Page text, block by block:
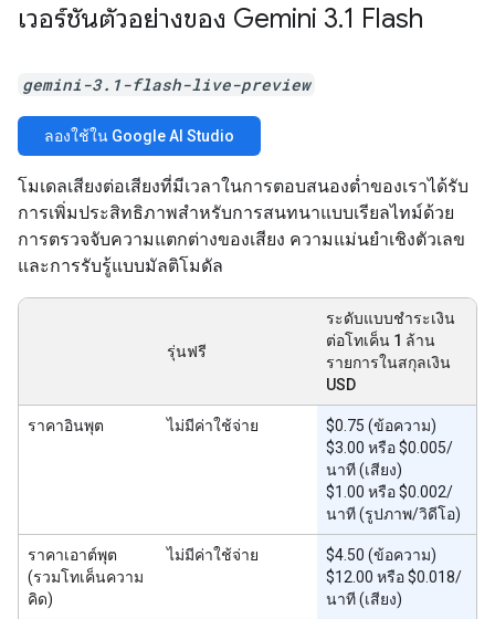
เวอร์ชันตัวอย่างของ Gemini 3.1 Flash
gemini-3.1-flash-live-preview
ลองใช้ใน Google AI Studio
โมเดลเสียงต่อเสียงที่มีเวลาในการตอบสนองต่ำของเราได้รับ
การเพิ่มประสิทธิภาพสำหรับการสนทนาแบบเรียลไทม์ด้วย
การตรวจจับความแตกต่างของเสียง ความแม่นยำเชิงตัวเลข
และการรับรู้แบบมัลติโมดัล
รุ่นฟรี
ระดับแบบชำระเงิน
ต่อโทเค็น 1 ล้าน
รายการในสกุลเงิน
USD
ราคาอินพุต ไม่มีค่าใช้จ่าย
$0.75 (ข้อความ)
$3.00 หรือ $0.005/
นาที (เสียง)
$1.00 หรือ $0.002/
นาที (รูปภาพ/วิดีโอ)
ราคาเอาต์พุต
(รวมโทเค็นความ
คิด)
ไม่มีค่าใช้จ่าย
$4.50 (ข้อความ)
$12.00 หรือ $0.018/
นาที (เสียง)